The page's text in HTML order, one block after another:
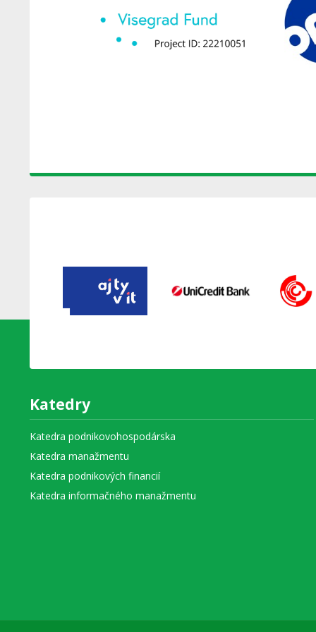
Katedry
Katedra podnikovohospodárska
Katedra manažmentu
Katedra podnikových financií
Katedra informačného manažmentu